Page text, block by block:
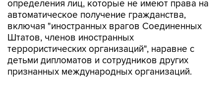
определения лиц, которые не имеют права на
автоматическое получение гражданства,
включая "иностранных врагов Соединенных
Штатов, членов иностранных
террористических организаций", наравне с
детьми дипломатов и сотрудников других
признанных международных организаций.